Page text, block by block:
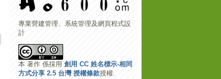
專業營建管理、系統管理及網頁程式設
計
本 著作 係採用 創用 CC 姓名標示-相同
方式分享 2.5 台灣 授權條款授權.